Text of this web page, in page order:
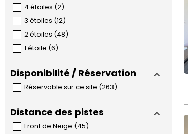
4 étoiles (2)
3 étoiles (12)
2 étoiles (48)
1 étoile (6)
Disponibilité / Réservation
Réservable sur ce site (263)
Distance des pistes
Front de Neige (45)